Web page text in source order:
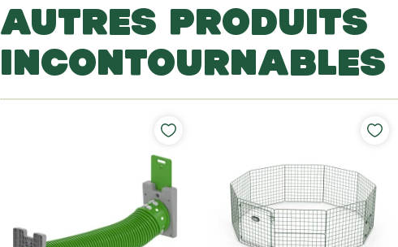
AUTRES PRODUITS
INCONTOURNABLES